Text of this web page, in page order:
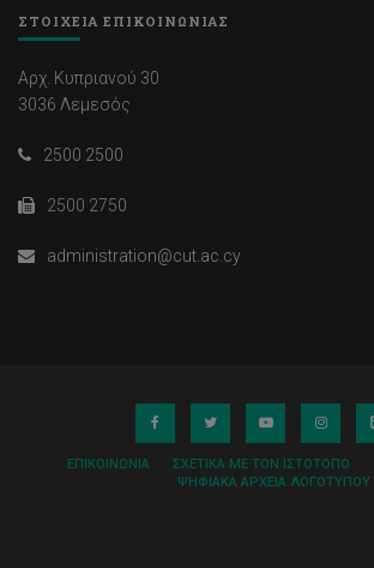
ΣΤΟΙΧΕΙΑ ΕΠΙΚΟΙΝΩΝΙΑΣ
Αρχ. Κυπριανού 30
3036 Λεμεσός
2500 2500
2500 2750
administration@cut.ac.cy
ΕΠΙΚΟΙΝΩΝΊΑ ΣΧΕΤΙΚΆ ΜΕ ΤΟΝ ΙΣΤΌΤΟΠΟ
ΨΗΦΙΑΚΆ ΑΡΧΕΊΑ ΛΟΓΌΤΥΠΟΥ